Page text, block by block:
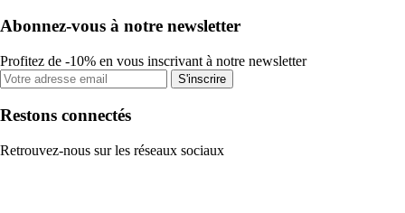
Abonnez-vous à notre newsletter
Profitez de -10% en vous inscrivant à notre newsletter
S'inscrire
Restons connectés
Retrouvez-nous sur les réseaux sociaux